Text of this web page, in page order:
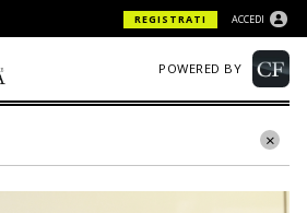
REGISTRATI ACCEDI
POWERED BY